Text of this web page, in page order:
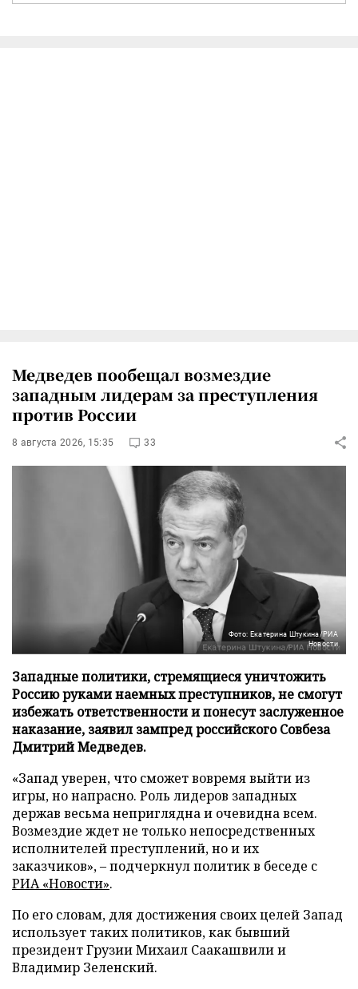
Медведев пообещал возмездие
западным лидерам за преступления
против России
8 августа 2026, 15:35 33
Фото: Екатерина Штукина/РИА
Новости
Западные политики, стремящиеся уничтожить
Россию руками наемных преступников, не смогут
избежать ответственности и понесут заслуженное
наказание, заявил зампред российского Совбеза
Дмитрий Медведев.
«Запад уверен, что сможет вовремя выйти из
игры, но напрасно. Роль лидеров западных
держав весьма неприглядна и очевидна всем.
Возмездие ждет не только непосредственных
исполнителей преступлений, но и их
заказчиков», – подчеркнул политик в беседе с
РИА «Новости».
По его словам, для достижения своих целей Запад
использует таких политиков, как бывший
президент Грузии Михаил Саакашвили и
Владимир Зеленский.